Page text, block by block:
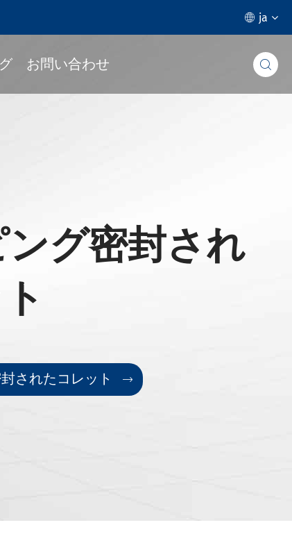
 ja
お問い合わせ 
ング密封され
されたコレット 